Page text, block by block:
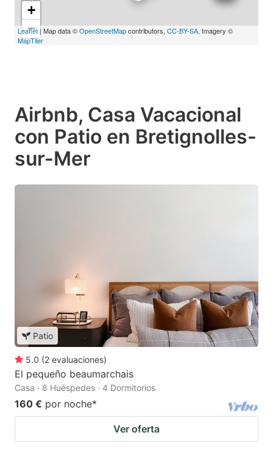
+
−
Leaflet | Map data ©OpenStreetMapcontributors, CC-BY-SA, Imagery ©
MapTiler
Airbnb, Casa Vacacional
con Patio en Bretignolles-
sur-Mer
Patio
5.0 (2 evaluaciones)
El pequeño beaumarchais
Casa · 8 Huéspedes · 4 Dormitorios
160 € por noche*
Ver oferta